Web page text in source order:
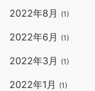
2022年8月 (1)
2022年6月 (1)
2022年3月 (1)
2022年1月 (1)